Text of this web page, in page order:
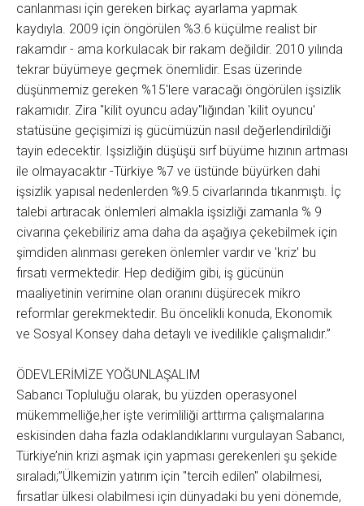
canlanması için gereken birkaç ayarlama yapmak
kaydıyla. 2009 için öngörülen %3.6 küçülme realist bir
rakamdır - ama korkulacak bir rakam değildir. 2010 yılında
tekrar büyümeye geçmek önemlidir. Esas üzerinde
düşünmemiz gereken %15'lere varacağı öngörülen işsizlik
rakamıdır. Zira "kilit oyuncu aday"lığından 'kilit oyuncu'
statüsüne geçişimizi iş gücümüzün nasıl değerlendirildiği
tayin edecektir. Işsizliğin düşüşü sırf büyüme hızının artması
ile olmayacaktır -Türkiye %7 ve üstünde büyürken dahi
işsizlik yapısal nedenlerden %9.5 civarlarında tıkanmıştı. İç
talebi artıracak önlemleri almakla işsizliği zamanla % 9
civarına çekebiliriz ama daha da aşağıya çekebilmek için
şimdiden alınması gereken önlemler vardır ve 'kriz' bu
fırsatı vermektedir. Hep dediğim gibi, iş gücünün
maaliyetinin verimine olan oranını düşürecek mikro
reformlar gerekmektedir. Bu öncelikli konuda, Ekonomik
ve Sosyal Konsey daha detaylı ve ivedilikle çalışmalıdır.”
ÖDEVLERİMİZE YOĞUNLAŞALIM
Sabancı Topluluğu olarak, bu yüzden operasyonel
mükemmelliğe,her işte verimliliği arttırma çalışmalarına
eskisinden daha fazla odaklandıklarını vurgulayan Sabancı,
Türkiye’nin krizi aşmak için yapması gerekenleri şu şekide
sıraladı;”Ülkemizin yatırım için "tercih edilen" olabilmesi,
fırsatlar ülkesi olabilmesi için dünyadaki bu yeni dönemde,